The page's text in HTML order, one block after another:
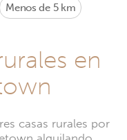
Menos de 5 km
en
casas rurales por